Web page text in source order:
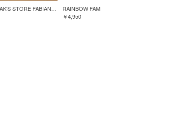
GREENROOM for FREAK'S STORE FABIAN LAVATER S/S TEE
RAINBOW FAM
￥4,950